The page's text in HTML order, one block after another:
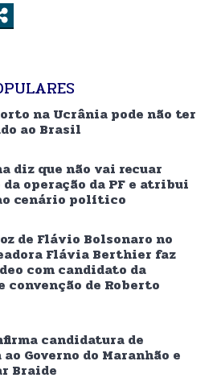
na Ucrânia pode não ter
ao Brasil
diz que não vai recuar
da operação da PF e atribui
cenário político
de Flávio Bolsonaro no
Flávia Berthier faz
com candidato da
de Roberto
candidatura de
Governo do Maranhão e
Braide